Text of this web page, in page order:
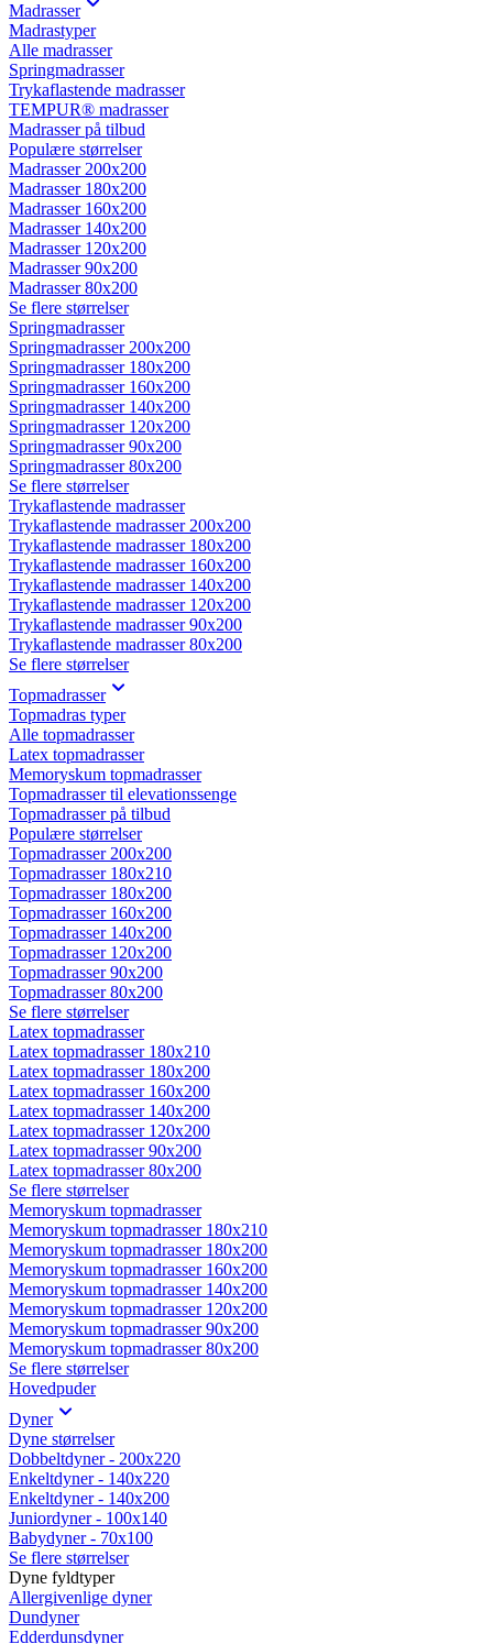
Madrasser
Madrastyper
Alle madrasser
Springmadrasser
Trykaflastende madrasser
TEMPUR® madrasser
Madrasser på tilbud
Populære størrelser
Madrasser 200x200
Madrasser 180x200
Madrasser 160x200
Madrasser 140x200
Madrasser 120x200
Madrasser 90x200
Madrasser 80x200
Se flere størrelser
Springmadrasser
Springmadrasser 200x200
Springmadrasser 180x200
Springmadrasser 160x200
Springmadrasser 140x200
Springmadrasser 120x200
Springmadrasser 90x200
Springmadrasser 80x200
Se flere størrelser
Trykaflastende madrasser
Trykaflastende madrasser 200x200
Trykaflastende madrasser 180x200
Trykaflastende madrasser 160x200
Trykaflastende madrasser 140x200
Trykaflastende madrasser 120x200
Trykaflastende madrasser 90x200
Trykaflastende madrasser 80x200
Se flere størrelser
Topmadrasser
Topmadras typer
Alle topmadrasser
Latex topmadrasser
Memoryskum topmadrasser
Topmadrasser til elevationssenge
Topmadrasser på tilbud
Populære størrelser
Topmadrasser 200x200
Topmadrasser 180x210
Topmadrasser 180x200
Topmadrasser 160x200
Topmadrasser 140x200
Topmadrasser 120x200
Topmadrasser 90x200
Topmadrasser 80x200
Se flere størrelser
Latex topmadrasser
Latex topmadrasser 180x210
Latex topmadrasser 180x200
Latex topmadrasser 160x200
Latex topmadrasser 140x200
Latex topmadrasser 120x200
Latex topmadrasser 90x200
Latex topmadrasser 80x200
Se flere størrelser
Memoryskum topmadrasser
Memoryskum topmadrasser 180x210
Memoryskum topmadrasser 180x200
Memoryskum topmadrasser 160x200
Memoryskum topmadrasser 140x200
Memoryskum topmadrasser 120x200
Memoryskum topmadrasser 90x200
Memoryskum topmadrasser 80x200
Se flere størrelser
Hovedpuder
Dyner
Dyne størrelser
Dobbeltdyner - 200x220
Enkeltdyner - 140x220
Enkeltdyner - 140x200
Juniordyner - 100x140
Babydyner - 70x100
Se flere størrelser
Dyne fyldtyper
Allergivenlige dyner
Dundyner
Edderdunsdyner